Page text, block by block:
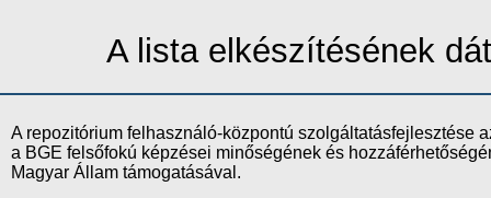
A lista elkészítésének
A repozitórium felhasználó-központú szolgáltatásfejlesztése
a BGE felsőfokú képzései minőségének és
Magyar Állam támogatásával.